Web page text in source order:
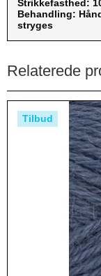
Strikkefasthed:
Behandling:
stryges
Relaterede
Tilbud